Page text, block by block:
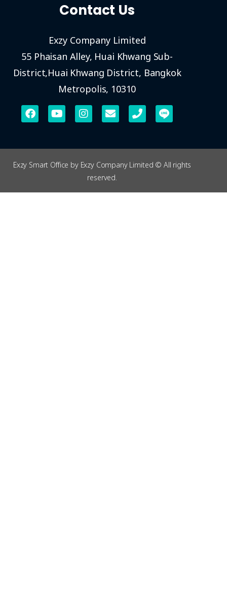
Contact Us
Exzy Company Limited
55 Phaisan Alley, Huai Khwang Sub-
District,Huai Khwang District, Bangkok
Metropolis, 10310
Exzy Smart Office by Exzy Company Limited © All rights
reserved.